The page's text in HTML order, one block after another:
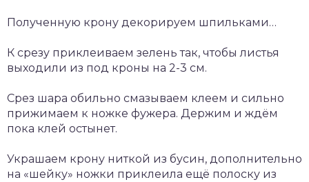
Полученную крону декорируем шпильками…
К срезу приклеиваем зелень так, чтобы листья
выходили из под кроны на 2-3 см.
Срез шара обильно смазываем клеем и сильно
прижимаем к ножке фужера. Держим и ждём
пока клей остынет.
Украшаем крону ниткой из бусин, дополнительно
на «шейку» ножки приклеила ещё полоску из